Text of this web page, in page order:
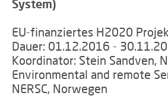
System)
EU-finanziertes H2020
Dauer: 01.12.2016 -
Koordinator: Stein Sandven,
Environmental and remote
NERSC, Norwegen